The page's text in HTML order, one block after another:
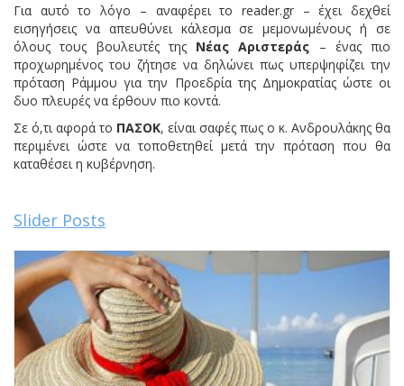
Για αυτό το λόγο – αναφέρει το reader.gr – έχει δεχθεί
εισηγήσεις να απευθύνει κάλεσμα σε μεμονωμένους ή σε
όλους τους βουλευτές της Νέας Αριστεράς – ένας πιο
προχωρημένος του ζήτησε να δηλώνει πως υπερψηφίζει την
πρόταση Ράμμου για την Προεδρία της Δημοκρατίας ώστε οι
δυο πλευρές να έρθουν πιο κοντά.
Σε ό,τι αφορά το ΠΑΣΟΚ, είναι σαφές πως ο κ. Ανδρουλάκης θα
περιμένει ώστε να τοποθετηθεί μετά την πρόταση που θα
καταθέσει η κυβέρνηση.
Slider Posts